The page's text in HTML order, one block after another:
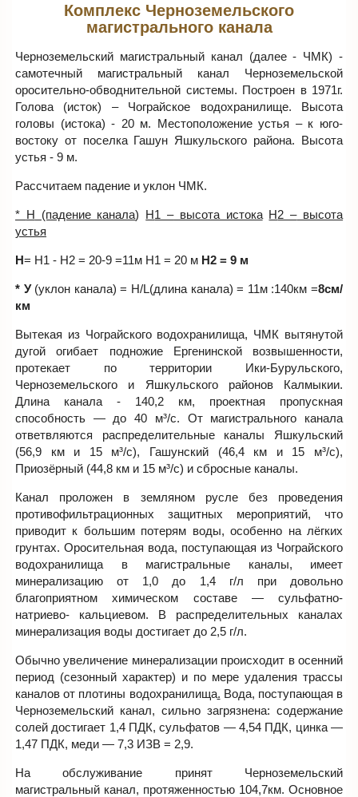
Комплекс Черноземельского
магистрального канала
Черноземельский магистральный канал (далее - ЧМК) -
самотечный магистральный канал Черноземельской
оросительно-обводнительной системы. Построен в 1971г.
Голова (исток) – Чограйское водохранилище. Высота
головы (истока) - 20 м. Местоположение устья – к юго-
востоку от поселка Гашун Яшкульского района. Высота
устья - 9 м.
Рассчитаем падение и уклон ЧМК.
* H (падение канала) H1 –высота истока H2 –высота
устья
H= H1 - H2 = 20-9 =11м H1 = 20 м H2 = 9 м
* У(уклон канала) = Н/L(длина канала) = 11м :140км =8см/
км
Вытекая из Чограйского водохранилища, ЧМК вытянутой
дугой огибает подножие Ергенинской возвышенности,
протекает по территории Ики-Бурульского,
Черноземельского и Яшкульского районов Калмыкии.
Длина канала - 140,2 км, проектная пропускная
способность — до 40 м³/с. От магистрального канала
ответвляются распределительные каналы Яшкульский
(56,9 км и 15 м³/с), Гашунский (46,4 км и 15 м³/с),
Приозёрный (44,8 км и 15 м³/с) и сбросные каналы.
Канал проложен в земляном русле без проведения
противофильтрационных защитных мероприятий, что
приводит к большим потерям воды, особенно на лёгких
грунтах. Оросительная вода, поступающая из Чограйского
водохранилища в магистральные каналы, имеет
минерализацию от 1,0 до 1,4 г/л при довольно
благоприятном химическом составе — сульфатно-
натриево- кальциевом. В распределительных каналах
минерализация воды достигает до 2,5 г/л.
Обычно увеличение минерализации происходит в осенний
период (сезонный характер) и по мере удаления трассы
каналов от плотины водохранилища. Вода, поступающая в
Черноземельский канал, сильно загрязнена: содержание
солей достигает 1,4 ПДК, сульфатов — 4,54 ПДК, цинка —
1,47 ПДК, меди — 7,3 ИЗВ = 2,9.
На обслуживание принят Черноземельский
магистральный канал, протяженностью 104,7км. Основное